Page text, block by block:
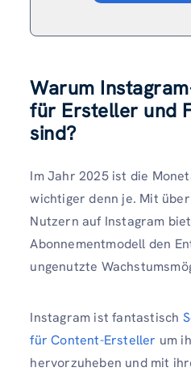
Warum
für Ersteller und
sind?
Im Jahr 2025 ist die
wichtiger denn je. Mit
Nutzern auf Instagram
Abonnementmodell den
ungenutzte
Instagram ist fantastisch
für Content-Ersteller um
hervorzuheben und mit